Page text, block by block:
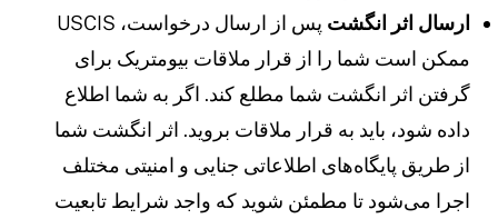
ارسال اثر انگشت
پس از ارسال درخواست، USCIS
ممکن است شما را از قرار ملاقات بیومتریک برای
گرفتن اثر انگشت شما مطلع کند. اگر به شما اطلاع
داده شود، باید به قرار ملاقات بروید. اثر انگشت شما
از طریق پایگاه‌های اطلاعاتی جنایی و امنیتی مختلف
اجرا می‌شود تا مطمئن شوید که واجد شرایط تابعیت